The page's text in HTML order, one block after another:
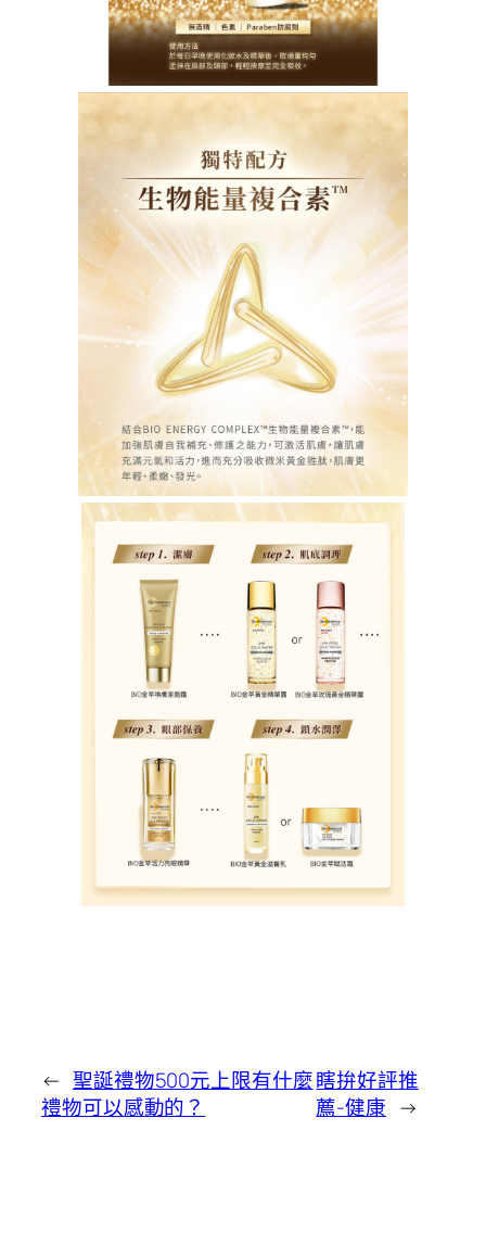
← 聖誕禮物500元上限有什麼
禮物可以感動的？
瞎拚好評推
薦-健康 →